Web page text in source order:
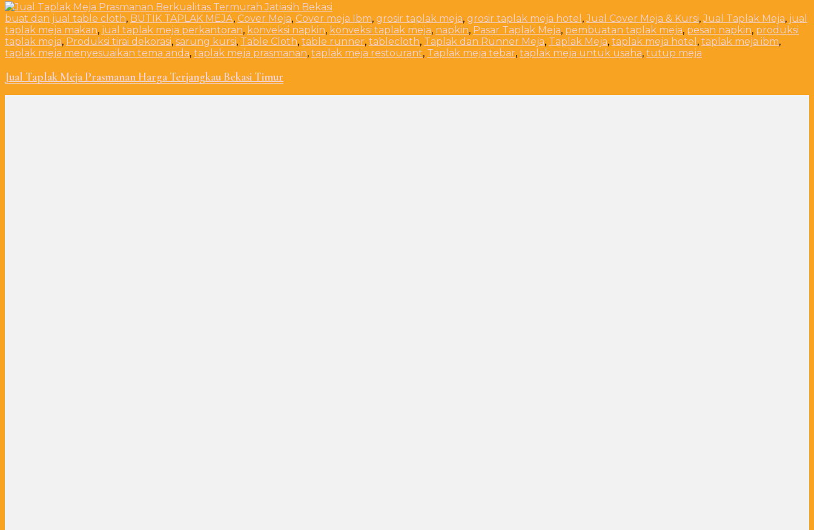
buat dan jual table cloth, BUTIK TAPLAK MEJA, Cover Meja, Cover meja Ibm, grosir taplak meja, grosir taplak meja hotel ,Jual Cover Meja & Kursi,Jual Taplak Meja, jual
taplak meja makan, jual taplak meja perkantoran, konveksi napkin, konveksi taplak meja, napkin, Pasar Taplak Meja, pembuatan taplak meja, pesan napkin, produksi
taplak meja, Produksi tirai dekorasi, sarung kursi, Table Cloth, table runner, tablecloth, Taplak dan Runner Meja, Taplak Meja, taplak meja hotel , taplak meja ibm,
taplak meja menyesuaikan tema anda, taplak meja prasmanan, taplak meja restourant, Taplak meja tebar, taplak meja untuk usaha, tutup meja
Jual Taplak Meja Prasmanan Harga Terjangkau Bekasi Timur